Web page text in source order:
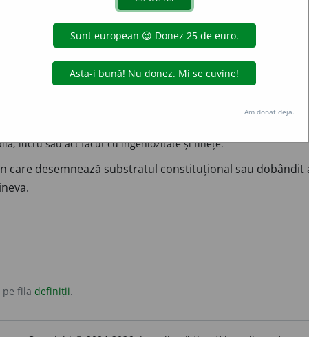
feminin
abil; caracter abil; capacitate de a face totul cu ușurință și
iscusință măiestrie pricepere îndemânare
legată de a face ceva.
șmecherii, șiretlicuri, tertipuri.
lucru sau act făcut cu ingeniozitate și finețe.
care desemnează substratul constituțional sau
pe fila definiții.
Am donat deja.